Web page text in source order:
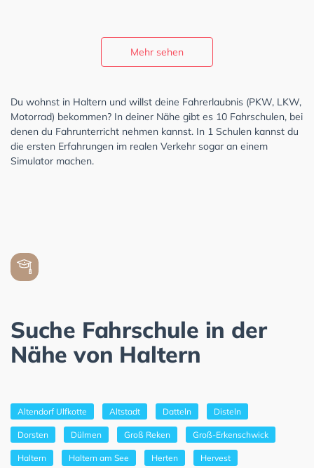
Mehr sehen
Du wohnst in Haltern und willst deine Fahrerlaubnis (PKW, LKW,
Motorrad) bekommen? In deiner Nähe gibt es 10 Fahrschulen, bei
denen du Fahrunterricht nehmen kannst. In 1 Schulen kannst du
die ersten Erfahrungen im realen Verkehr sogar an einem
Simulator machen.
Suche Fahrschule in der
Nähe von Haltern
Altendorf Ulfkotte Altstadt Datteln Disteln
Dorsten Dülmen Groß Reken Groß-Erkenschwick
Haltern Haltern am See Herten Hervest